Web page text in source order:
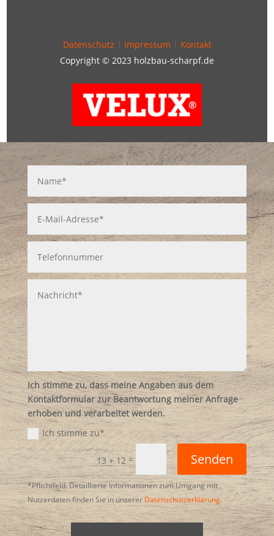
Datenschutz Impressum
Kontakt
Copyright © 2023 holzbau-scharpf.de
Ich stimme zu, dass meine Angaben aus dem
Kontaktformular zur Beantwortung meiner Anfrage
erhoben und verarbeitet werden.
Ich stimme zu*
13 + 12 = Senden
*Pflichtfeld. Detaillierte Informationen zum Umgang mit
Nutzerdaten finden Sie in unsererDatenschutzerklärung.